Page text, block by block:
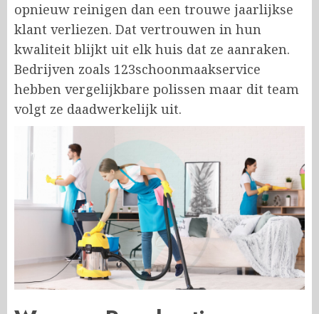
opnieuw reinigen dan een trouwe jaarlijkse
klant verliezen. Dat vertrouwen in hun
kwaliteit blijkt uit elk huis dat ze aanraken.
Bedrijven zoals 123schoonmaakservice
hebben vergelijkbare polissen maar dit team
volgt ze daadwerkelijk uit.